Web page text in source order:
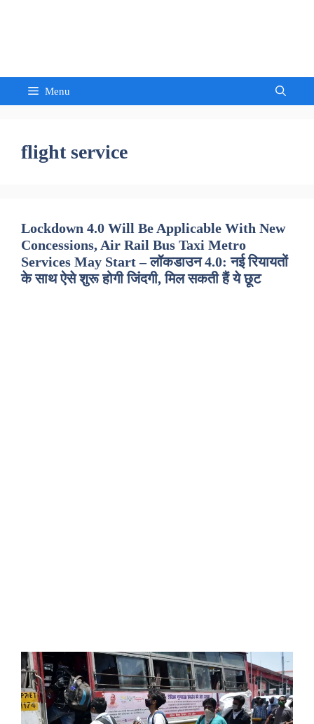
Menu
flight service
Lockdown 4.0 Will Be Applicable With New
Concessions, Air Rail Bus Taxi Metro
Services May Start – लॉकडाउन 4.0: नई रियायतों
के साथ ऐसे शुरू होगी जिंदगी, मिल सकती हैं ये छूट